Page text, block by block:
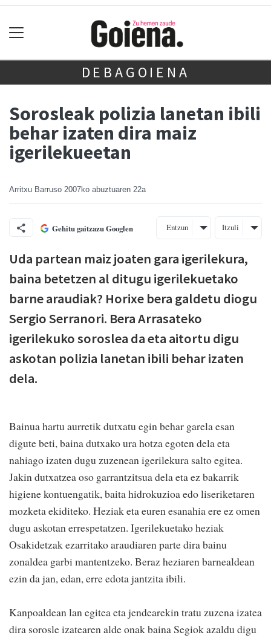
DEBAGOIENA
Sorosleak polizia lanetan ibili
behar izaten dira maiz
igerilekueetan
Arritxu Barruso 2007ko abuztuaren 22a
Gehitu gaitzazu Googlen Entzun Itzuli
Uda partean maiz joaten gara igerilekura,
baina betetzen al ditugu igerilekuetako
barne araudiak? Horixe bera galdetu diogu
Sergio Serranori. Bera Arrasateko
igerilekuko soroslea da eta aitortu digu
askotan polizia lanetan ibili behar izaten
dela.
Bainua hartu aurretik dutxatu egin behar garela esan
digute beti, baina dutxako ura hotza egoten dela eta
nahiago izaten dugu zuzenean igerilekura salto egitea.
Jakin dutxatzea oso garrantzitsua dela eta ez bakarrik
higiene kontuengatik, baita hidrokuzioa edo liseriketaren
mozketa ekiditeko. Heziak eta euren esanahia ere ez omen
dugu askotan errespetatzen. Igerilekuetako heziak
Osakidetzak ezarritako araudiaren parte dira bainu
zonaldea garbi mantentzeko. Beraz heziaren barnealdean
ezin da jan, edan, erre edota jantzita ibili.
Kanpoaldean lan egitea eta jendearekin tratu zuzena izatea
dira sorosle izatearen alde onak baina Segiok azaldu digu